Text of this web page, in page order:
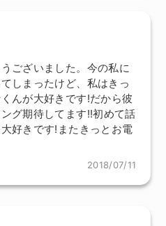
ございました。今の私に
しまったけど、私はきっ
んが大好きです!だから彼
グ期待してます!!初めて話
好きです!またきっとお電
2018/07/11